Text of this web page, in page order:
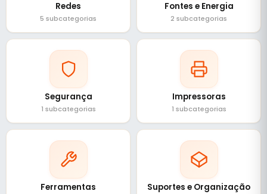
Redes
5 subcategorias
Fontes e Energia
2 subcategorias
Segurança
1 subcategorias
Impressoras
1 subcategorias
Ferramentas Suportes e Organização